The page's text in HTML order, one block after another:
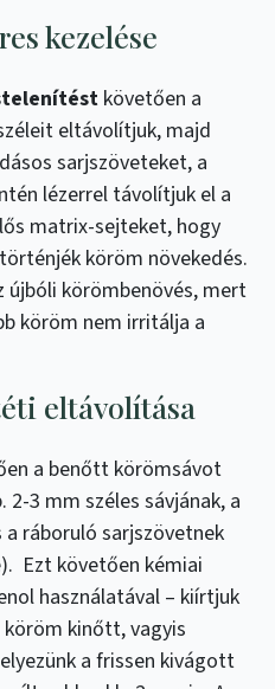
kezelése
követően a
eltávolítjuk, majd
sarjszöveteket, a
lézerrel távolítjuk el a
matrix-sejteket, hogy
köröm növekedés.
újbóli körömbenövés, mert
köröm nem irritálja a
eltávolítása
a benőtt körömsávot
3 mm széles sávjának, a
ráboruló sarjszövetnek
Ezt követően kémiai
használatával – kiírtjuk
kinőtt, vagyis
a frissen kivágott